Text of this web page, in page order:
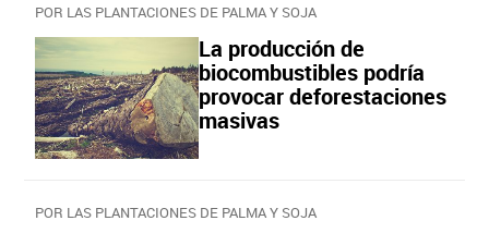
POR LAS PLANTACIONES DE PALMA Y SOJA
La producción de
biocombustibles podría
provocar deforestaciones
masivas
POR LAS PLANTACIONES DE PALMA Y SOJA